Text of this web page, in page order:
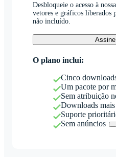
Desbloqueie o acesso à
vetores e gráficos liberados
não incluído.
O plano inclui:
Cinco
Um pacote por
Sem atribuição
Downloads
Suporte
Sem anúncios